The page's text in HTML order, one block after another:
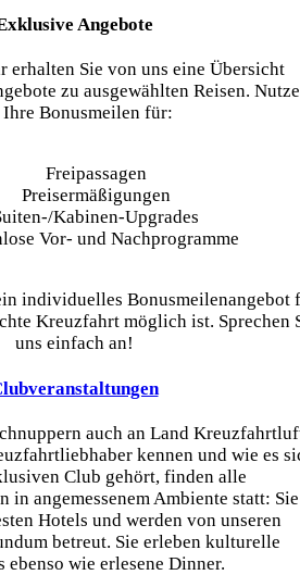
Angebote
erhalten Sie von uns eine Übersicht
zu ausgewählten Reisen.
Ihre Bonusmeilen für:
Freipassagen
Preisermäßigungen
Kabinen-Upgrades
Vor- und Nachprogramme
individuelles Bonusmeilenangebot
Kreuzfahrt möglich ist. Sprechen
uns einfach an!
auch an Land
kennen und wie es
Club gehört, finden alle
in angemessenem Ambiente statt: Sie
Hotels und werden von unseren
betreut. Sie erleben kulturelle
wie erlesene Dinner.